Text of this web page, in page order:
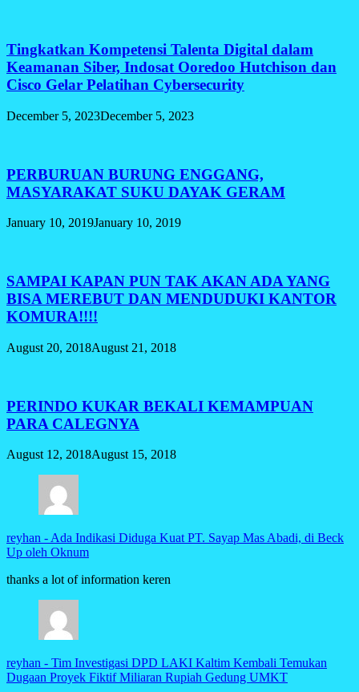
Tingkatkan Kompetensi Talenta Digital dalam
Keamanan Siber, Indosat Ooredoo Hutchison dan
Cisco Gelar Pelatihan Cybersecurity
December 5, 2023December 5, 2023
PERBURUAN BURUNG ENGGANG,
MASYARAKAT SUKU DAYAK GERAM
January 10, 2019January 10, 2019
SAMPAI KAPAN PUN TAK AKAN ADA YANG
BISA MEREBUT DAN MENDUDUKI KANTOR
KOMURA!!!!
August 20, 2018August 21, 2018
PERINDO KUKAR BEKALI KEMAMPUAN
PARA CALEGNYA
August 12, 2018August 15, 2018
reyhan - Ada Indikasi Diduga Kuat PT. Sayap Mas Abadi, di Beck
Up oleh Oknum
thanks a lot of information keren
reyhan - Tim Investigasi DPD LAKI Kaltim Kembali Temukan
Dugaan Proyek Fiktif Miliaran Rupiah Gedung UMKT